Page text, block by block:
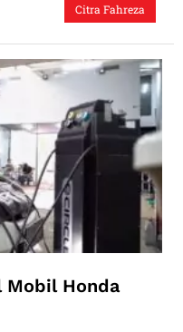
Citra Fahreza
Mobil Honda